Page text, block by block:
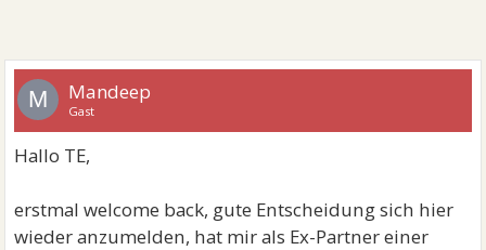
M Mandeep
Gast
Hallo TE,
erstmal welcome back, gute Entscheidung sich hier
wieder anzumelden, hat mir als Ex-Partner einer